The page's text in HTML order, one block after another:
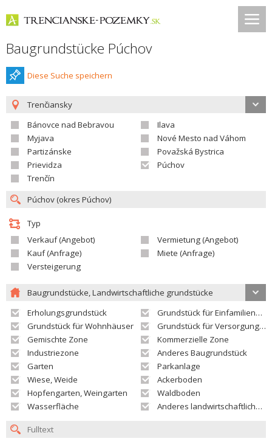
Baugrundstücke Púchov
Diese Suche speichern
Trenčiansky
Bánovce nad Bebravou
Ilava
Myjava
Nové Mesto nad Váhom
Partizánske
Považská Bystrica
Prievidza
Púchov
Trenčín
Typ
Verkauf (Angebot)
Vermietung (Angebot)
Kauf (Anfrage)
Miete (Anfrage)
Versteigerung
Baugrundstücke, Landwirtschaftliche grundstücke
Erholungsgrundstück
Grundstück für Einfamilienhäuser
Grundstück für Wohnhäuser
Grundstück für Versorgungseinrichtungen
Gemischte Zone
Kommerzielle Zone
Industriezone
Anderes Baugrundstück
Garten
Parkanlage
Wiese, Weide
Ackerboden
Hopfengarten, Weingarten
Waldboden
Wasserfläche
Anderes landwirtschaftliches Grundstück